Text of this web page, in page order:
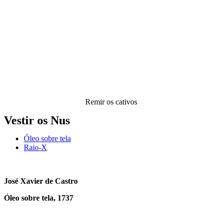
Remir os cativos
Vestir os Nus
Óleo sobre tela
Raio-X
José Xavier de Castro
Óleo sobre tela, 1737